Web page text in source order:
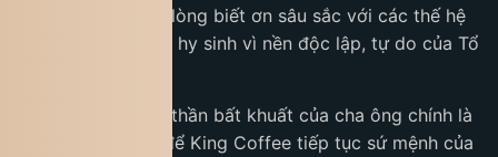
đoàn cũng bày tỏ lòng biết ơn sâu sắc với các thế hệ
Anh hùng liệt sĩ đã hy sinh vì nền độc lập, tự do của Tổ
Sự hy sinh và tinh thần bất khuất của cha ông chính là
nguồn cảm hứng để King Coffee tiếp tục sứ mệnh của